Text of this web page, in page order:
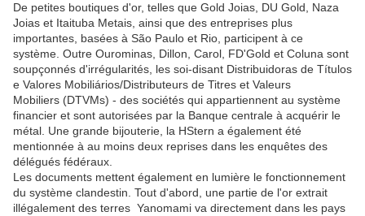
De petites boutiques d'or, telles que Gold Joias, DU Gold, Naza
Joias et Itaituba Metais, ainsi que des entreprises plus
importantes, basées à São Paulo et Rio, participent à ce
système. Outre Ourominas, Dillon, Carol, FD'Gold et Coluna sont
soupçonnés d'irrégularités, les soi-disant Distribuidoras de Títulos
e Valores Mobiliários/Distributeurs de Titres et Valeurs
Mobiliers (DTVMs) - des sociétés qui appartiennent au système
financier et sont autorisées par la Banque centrale à acquérir le
métal. Une grande bijouterie, la HStern a également été
mentionnée à au moins deux reprises dans les enquêtes des
délégués fédéraux.
Les documents mettent également en lumière le fonctionnement
du système clandestin. Tout d'abord, une partie de l'or extrait
illégalement des terres Yanomami va directement dans les pays